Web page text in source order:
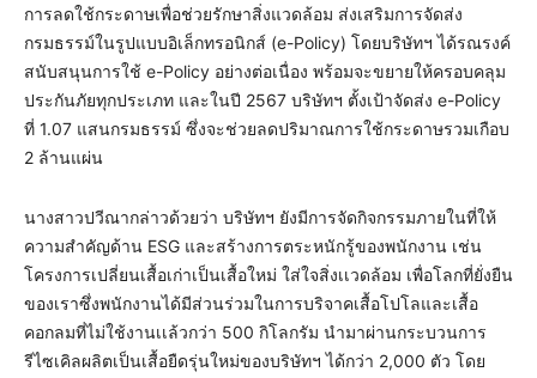
การลดใช้กระดาษเพื่อช่วยรักษาสิ่งแวดล้อม ส่งเสริมการจัดส่ง
กรมธรรม์ในรูปแบบอิเล็กทรอนิกส์ (e-Policy) โดยบริษัทฯ ได้รณรงค์
สนับสนุนการใช้ e-Policy อย่างต่อเนื่อง พร้อมจะขยายให้ครอบคลุม
ประกันภัยทุกประเภท และในปี 2567 บริษัทฯ ตั้งเป้าจัดส่ง e-Policy
ที่ 1.07 แสนกรมธรรม์ ซึ่งจะช่วยลดปริมาณการใช้กระดาษรวมเกือบ
2 ล้านแผ่น
นางสาวปวีณากล่าวด้วยว่า บริษัทฯ ยังมีการจัดกิจกรรมภายในที่ให้
ความสำคัญด้าน ESG และสร้างการตระหนักรู้ของพนักงาน เช่น
โครงการเปลี่ยนเสื้อเก่าเป็นเสื้อใหม่ ใส่ใจสิ่งเเวดล้อม เพื่อโลกที่ยั่งยืน
ของเราซึ่งพนักงานได้มีส่วนร่วมในการบริจาคเสื้อโปโลและเสื้อ
คอกลมที่ไม่ใช้งานเเล้วกว่า 500 กิโลกรัม นำมาผ่านกระบวนการ
รีไซเคิลผลิตเป็นเสื้อยืดรุ่นใหม่ของบริษัทฯ ได้กว่า 2,000 ตัว โดย